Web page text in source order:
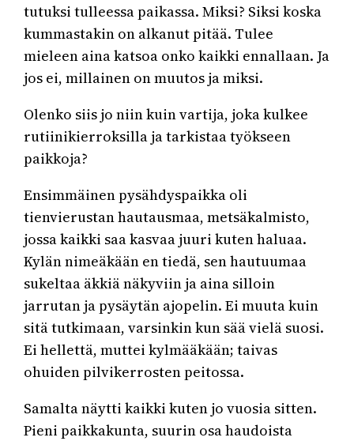
tutuksi tulleessa paikassa. Miksi? Siksi koska
kummastakin on alkanut pitää. Tulee
mieleen aina katsoa onko kaikki ennallaan. Ja
jos ei, millainen on muutos ja miksi.
Olenko siis jo niin kuin vartija, joka kulkee
rutiinikierroksilla ja tarkistaa työkseen
paikkoja?
Ensimmäinen pysähdyspaikka oli
tienvierustan hautausmaa, metsäkalmisto,
jossa kaikki saa kasvaa juuri kuten haluaa.
Kylän nimeäkään en tiedä, sen hautuumaa
sukeltaa äkkiä näkyviin ja aina silloin
jarrutan ja pysäytän ajopelin. Ei muuta kuin
sitä tutkimaan, varsinkin kun sää vielä suosi.
Ei hellettä, muttei kylmääkään; taivas
ohuiden pilvikerrosten peitossa.
Samalta näytti kaikki kuten jo vuosia sitten.
Pieni paikkakunta, suurin osa haudoista